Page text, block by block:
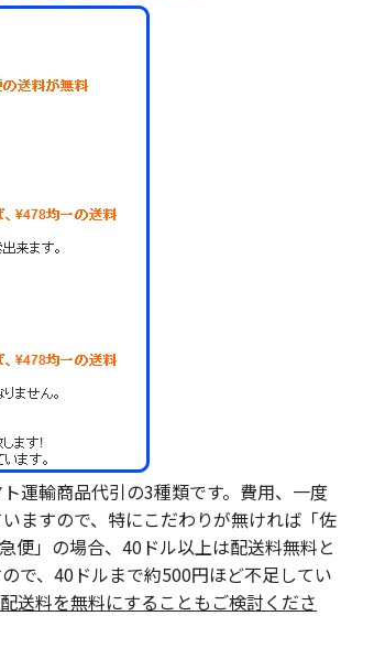
輸商品代引の3種類です。費用、一度
ますので、特にこだわりが無ければ「佐
便」の場合、40ドル以上は配送料無料と
で、40ドルまで約500円ほど不足してい
送料を無料にすることもご検討くださ